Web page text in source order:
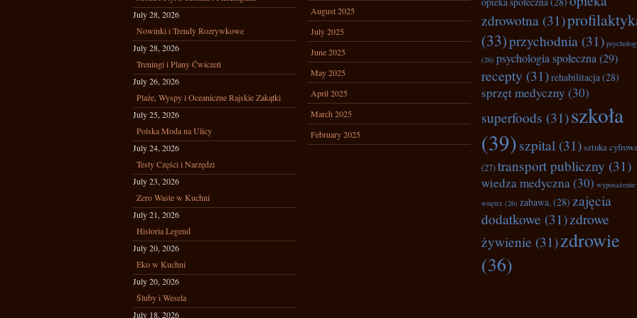
July 28, 2026
Nowinki i Trendy Rozrywkowe
July 28, 2026
Treningi i Plany Ćwiczeń
July 26, 2026
Plaże, Wyspy i Oceaniczne Rajskie Zakątki
July 25, 2026
Polska Moda na Ulicy
July 24, 2026
Testy Części i Narzędzi
July 23, 2026
Zero Waste w Kuchni
July 21, 2026
Historia Legend
July 20, 2026
Eko w Kuchni
July 20, 2026
Śluby i Wesela
July 18, 2026
August 2025
July 2025
June 2025
May 2025
April 2025
March 2025
February 2025
zdrowotna (31)
(33)przychodnia (31)
(26) psychologia społeczna(29)
recepty (31)rehabilitacja(28)
sprzęt medyczny (30)
superfoods (31)szkoła
(39)szpital (31)sztuka
(27)transport publiczny (31)
wiedza medyczna(30) wyposażenie
wnętrz (26) zabawa.(28) zajęcia
dodatkowe (31)zdrowe
żywienie (31)zdrowie
(36)